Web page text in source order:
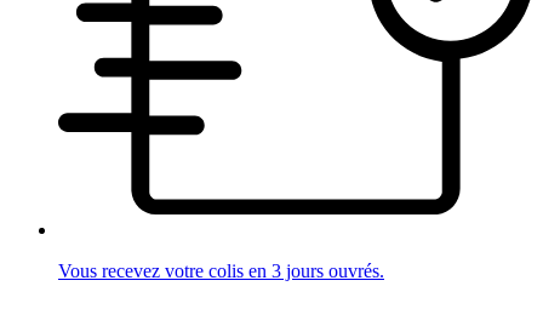
Vous recevez votre colis en 3 jours ouvrés.